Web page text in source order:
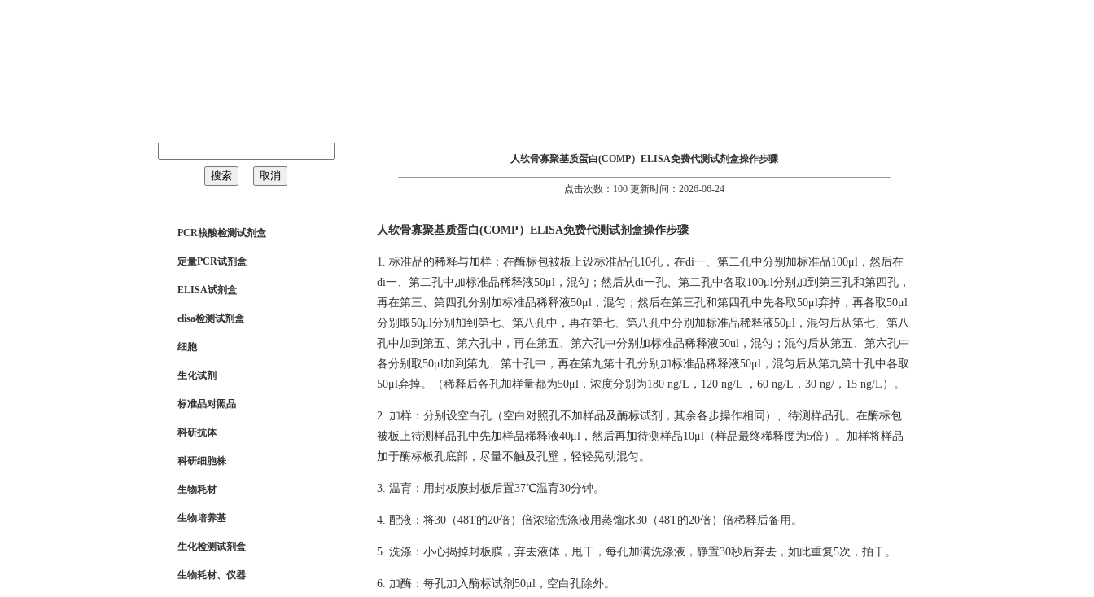
PCR核酸检测试剂盒
定量PCR试剂盒
ELISA试剂盒
elisa检测试剂盒
细胞
生化试剂
标准品对照品
科研抗体
科研细胞株
生物耗材
生物培养基
生化检测试剂盒
生物耗材、仪器
人软骨寡聚基质蛋白(COMP）ELISA免费代测试剂盒操作步骤
点击次数：100 更新时间：2026-06-24
人软骨寡聚基质蛋白(COMP）ELISA免费代测试剂盒操作步骤
1. 标准品的稀释与加样：在酶标包被板上设标准品孔10孔，在di一、第二孔中分别加标准品100μl，然后在
di一、第二孔中加标准品稀释液50μl，混匀；然后从di一孔、第二孔中各取100μl分别加到第三孔和第四孔，
再在第三、第四孔分别加标准品稀释液50μl，混匀；然后在第三孔和第四孔中先各取50μl弃掉，再各取50μl
分别取50μl分别加到第七、第八孔中，再在第七、第八孔中分别加标准品稀释液50μl，混匀后从第七、第八
孔中加到第五、第六孔中，再在第五、第六孔中分别加标准品稀释液50ul，混匀；混匀后从第五、第六孔中
各分别取50μl加到第九、第十孔中，再在第九第十孔分别加标准品稀释液50μl，混匀后从第九第十孔中各取
50μl弃掉。（稀释后各孔加样量都为50μl，浓度分别为180 ng/L，120 ng/L ，60 ng/L，30 ng/，15 ng/L）。
2. 加样：分别设空白孔（空白对照孔不加样品及酶标试剂，其余各步操作相同）、待测样品孔。在酶标包
被板上待测样品孔中先加样品稀释液40μl，然后再加待测样品10μl（样品最终稀释度为5倍）。加样将样品
加于酶标板孔底部，尽量不触及孔壁，轻轻晃动混匀。
3. 温育：用封板膜封板后置37℃温育30分钟。
4. 配液：将30（48T的20倍）倍浓缩洗涤液用蒸馏水30（48T的20倍）倍稀释后备用。
5. 洗涤：小心揭掉封板膜，弃去液体，甩干，每孔加满洗涤液，静置30秒后弃去，如此重复5次，拍干。
6. 加酶：每孔加入酶标试剂50μl，空白孔除外。